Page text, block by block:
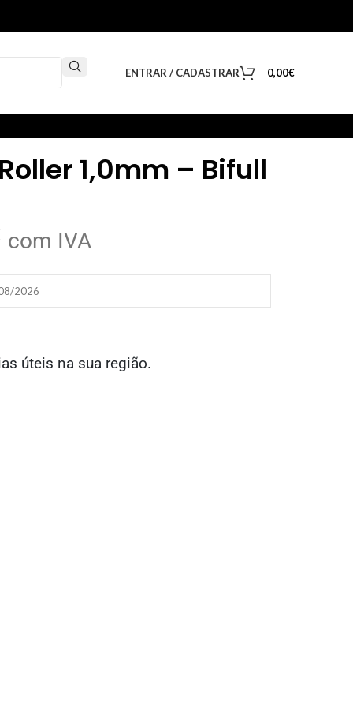
ENTRAR / CADASTRAR 0,00€
1,0mm – Bifull
com IVA
2026
úteis na sua região.